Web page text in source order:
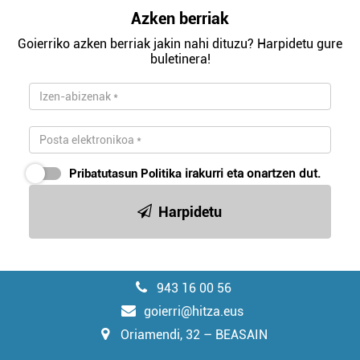
Azken berriak
Goierriko azken berriak jakin nahi dituzu? Harpidetu gure
buletinera!
Pribatutasun Politika irakurri eta onartzen dut.
Harpidetu
943 16 00 56
goierri@hitza.eus
Oriamendi, 32 – BEASAIN